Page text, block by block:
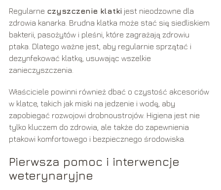
Regularne czyszczenie klatki jest nieodzowne dla
zdrowia kanarka. Brudna klatka może stać się siedliskiem
bakterii, pasożytów i pleśni, które zagrażają zdrowiu
ptaka. Dlatego ważne jest, aby regularnie sprzątać i
dezynfekować klatkę, usuwając wszelkie
zanieczyszczenia.
Właściciele powinni również dbać o czystość akcesoriów
w klatce, takich jak miski na jedzenie i wodę, aby
zapobiegać rozwojowi drobnoustrojów. Higiena jest nie
tylko kluczem do zdrowia, ale także do zapewnienia
ptakowi komfortowego i bezpiecznego środowiska.
Pierwsza pomoc i interwencje
weterynaryjne